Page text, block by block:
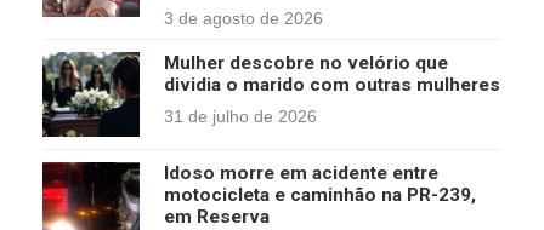
3 de agosto de 2026
Mulher descobre no velório que
dividia o marido com outras mulheres
31 de julho de 2026
Idoso morre em acidente entre
motocicleta e caminhão na PR-239,
em Reserva